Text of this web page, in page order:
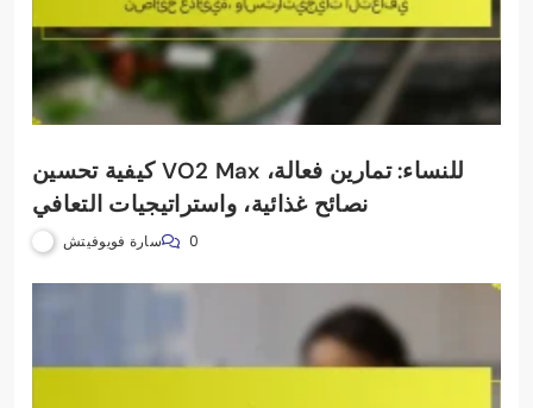
كيفية تحسين VO2 Max للنساء: تمارين فعالة،
نصائح غذائية، واستراتيجيات التعافي
سارة فويوفيتش 0